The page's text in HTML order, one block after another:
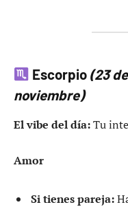
Escorpio (23
noviembre)
El vibe del día:Tu
Amor
Si tienes pareja: